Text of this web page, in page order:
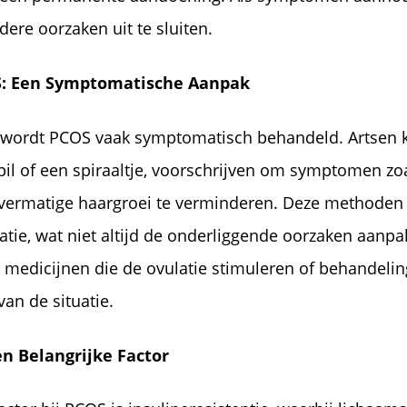
oorzaken uit te sluiten.
Een Symptomatische Aanpak
PCOS vaak symptomatisch behandeld.
of een spiraaltje, voorschrijven om symptomen
haargroei te verminderen. Deze
wat niet altijd de onderliggende oorzaken
die de ovulatie stimuleren of
de situatie.
Belangrijke Factor